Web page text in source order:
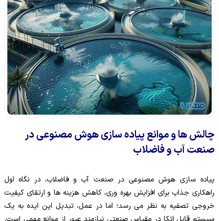
چالش ها و موانع پیاده سازی هوش مصنوعی در
صنعت آب و فاضلاب
پیاده سازی هوش مصنوعی در صنعت آب و فاضلاب، در نگاه اول
راهکاری جذاب برای افزایش بهره وری، کاهش هزینه ها و ارتقای کیفیت
خروجی تصفیه به نظر می رسد؛ اما در عمل، تبدیل این ایده به یک